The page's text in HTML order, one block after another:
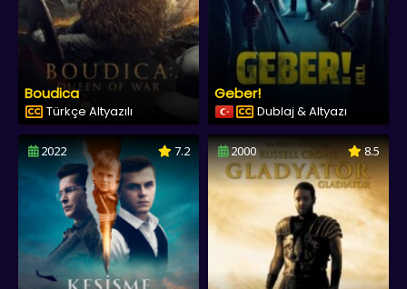
Boudica
Türkçe Altyazılı
Geber!
Dublaj & Altyazı
2022 7.2 2000 8.5